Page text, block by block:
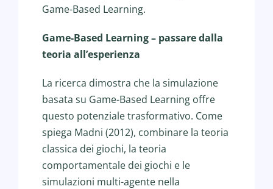
Game-Based Learning.
Game-Based Learning – passare dalla
teoria all’esperienza
La ricerca dimostra che la simulazione
basata su Game-Based Learning offre
questo potenziale trasformativo. Come
spiega Madni (2012), combinare la teoria
classica dei giochi, la teoria
comportamentale dei giochi e le
simulazioni multi-agente nella